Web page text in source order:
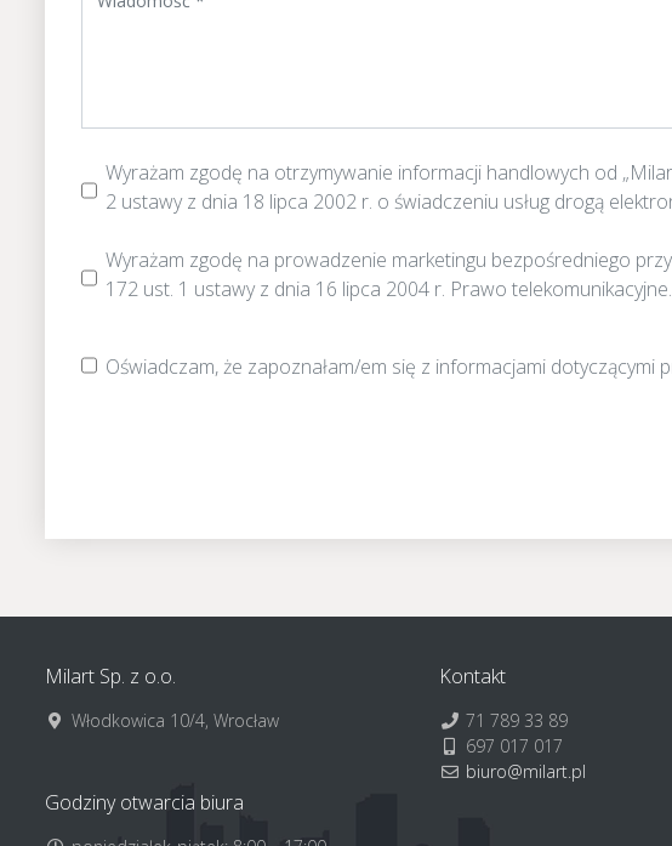
Wyrażam zgodę na otrzymywanie informacji handlowych od
2 ustawy z dnia 18 lipca 2002 r. o świadczeniu usług drogą
Wyrażam zgodę na prowadzenie marketingu bezpośredniego
172 ust. 1 ustawy z dnia 16 lipca 2004 r. Prawo telekomunikacyjne.
Oświadczam, że zapoznałam/em się z informacjami dotyczącymi
Milart Sp. z o.o.
Włodkowica 10/4, Wrocław
Godziny otwarcia biura
Kontakt
71 789 33 89
697 017 017
biuro@milart.pl